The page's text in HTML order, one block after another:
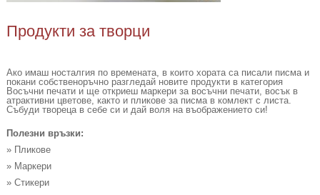
Продукти за творци
Ако имаш носталгия по времената, в които хората са писали писма и
покани собственоръчно разгледай новите продукти в категория
Восъчни печати и ще откриеш маркери за восъчни печати, восък в
атрактивни цветове, както и пликове за писма в комлект с листа.
Събуди твореца в себе си и дай воля на въображението си!
Полезни връзки:
» Пликове
» Маркери
» Стикери